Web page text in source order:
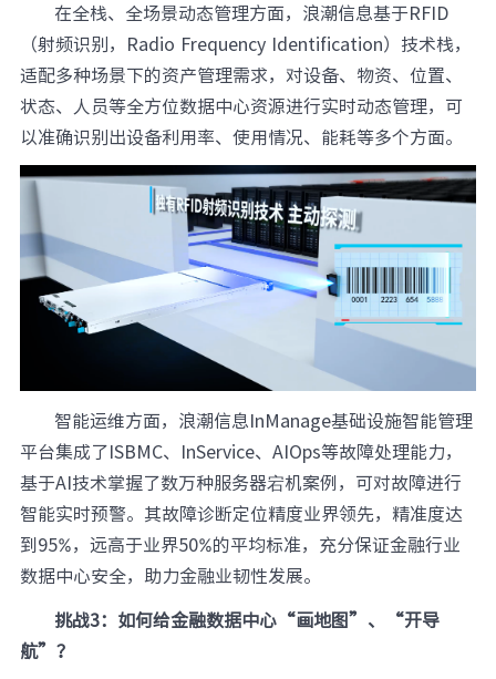
在全栈、全场景动态管理方面，浪潮信息基于RFID
（射频识别，Radio Frequency Identification）技术栈，
适配多种场景下的资产管理需求，对设备、物资、位置、
状态、人员等全方位数据中心资源进行实时动态管理，可
以准确识别出设备利用率、使用情况、能耗等多个方面。
智能运维方面，浪潮信息InManage基础设施智能管理
平台集成了ISBMC、InService、AIOps等故障处理能力，
基于AI技术掌握了数万种服务器宕机案例，可对故障进行
智能实时预警。其故障诊断定位精度业界领先，精准度达
到95%，远高于业界50%的平均标准，充分保证金融行业
数据中心安全，助力金融业韧性发展。
挑战3： 如何给金融数据中心“画地图”、“开导
航”？